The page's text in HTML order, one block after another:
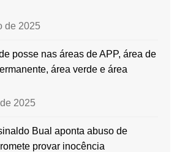
de 2025
posse nas áreas de APP, área de
área verde e área
2025
Bual aponta abuso de
provar inocência